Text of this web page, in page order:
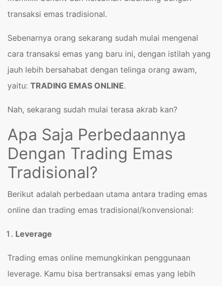
transaksi emas tradisional.
Sebenarnya orang sekarang sudah mulai mengenal
cara transaksi emas yang baru ini, dengan istilah yang
jauh lebih bersahabat dengan telinga orang awam,
yaitu: TRADING EMAS ONLINE.
Nah, sekarang sudah mulai terasa akrab kan?
Apa Saja Perbedaannya
Dengan Trading Emas
Tradisional?
Berikut adalah perbedaan utama antara trading emas
online dan trading emas tradisional/konvensional:
Leverage
Trading emas online memungkinkan penggunaan
leverage. Kamu bisa bertransaksi emas yang lebih